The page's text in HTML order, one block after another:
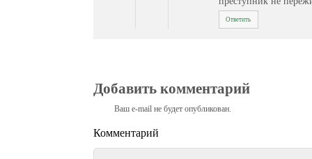
Ответить
Добавить комментарий
Ваш e-mail не будет опубликован.
Комментарий